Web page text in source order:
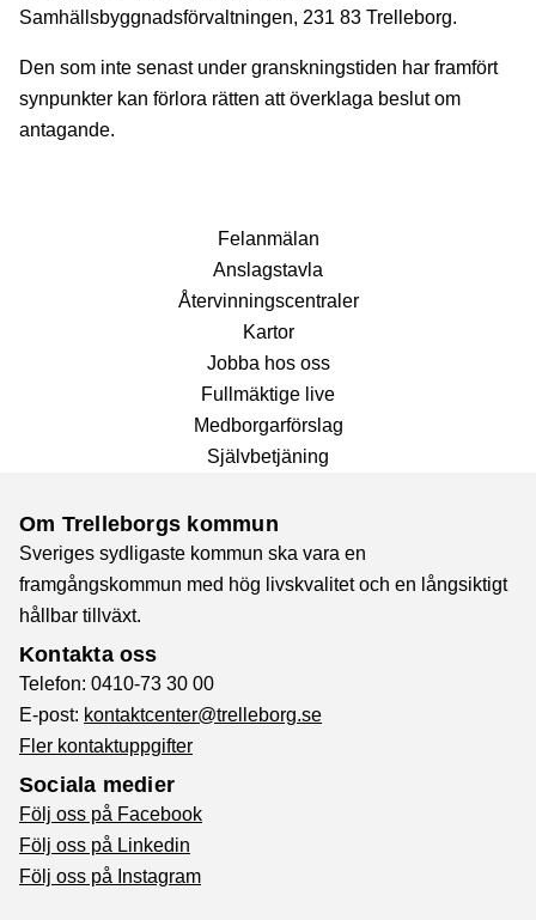
Samhällsbyggnadsförvaltningen, 231 83 Trelleborg.
Den som inte senast under granskningstiden har framfört
synpunkter kan förlora rätten att överklaga beslut om
antagande.
Fel­anmälan
Anslags­tavla
Återvinnings­centraler
Kartor
Jobba hos oss
Fullmäktige live
Medborgarförslag
Självbetjäning
Om Trelleborgs kommun
Sveriges sydligaste kommun ska vara en
framgångskommun med hög livskvalitet och en långsiktigt
hållbar tillväxt.
Kontakta oss
Telefon: 0410-73 30 00
E-post: kontaktcenter@trelleborg.se
Fler kontaktuppgifter
Sociala medier
Följ oss på Facebook
Följ oss på Linkedin
Följ oss på Instagram